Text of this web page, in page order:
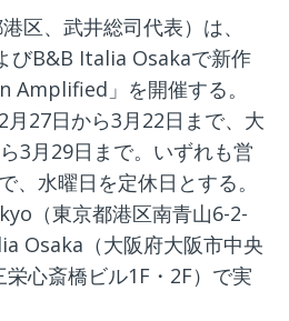
区、武井総司代表）は、
びB&B Italia Osakaで新作
Amplified」を開催する。
27日から3月22日まで、大
3月29日まで。いずれも営
、水曜日を定休日とする。
（東京都港区南青山6-2-
Osaka（大阪府大阪市中央
心斎橋ビル1F・2F）で実